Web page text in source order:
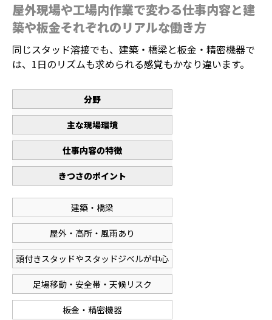
屋外現場や工場内作業で変わる仕事内容と建
築や板金それぞれのリアルな働き方
同じスタッド溶接でも、建築・橋梁と板金・精密機器で
は、1日のリズムも求められる感覚もかなり違います。
分野
主な現場環境
仕事内容の特徴
きつさのポイント
建築・橋梁
屋外・高所・風雨あり
頭付きスタッドやスタッドジベルが中心
足場移動・安全帯・天候リスク
板金・精密機器